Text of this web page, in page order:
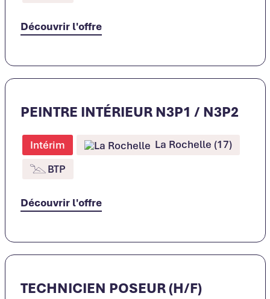
Découvrir l'offre
PEINTRE INTÉRIEUR N3P1 / N3P2
Intérim
La Rochelle (17)
BTP
Découvrir l'offre
TECHNICIEN POSEUR (H/F)